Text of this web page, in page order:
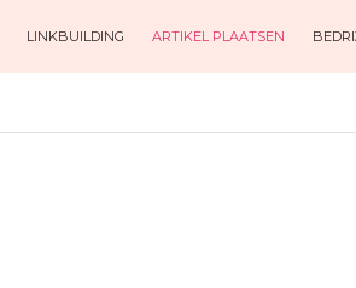
LINKBUILDING ARTIKEL PLAATSEN